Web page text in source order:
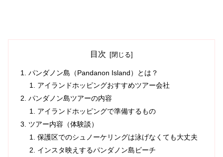
目次
パンダノン島（Pandanon Island）とは？
アイランドホッピングおすすめツアー会社
パンダノン島ツアーの内容
アイランドホッピングで準備するもの
ツアー内容（体験談）
保護区でのシュノーケリングは泳げなくても大丈夫
インスタ映えするパンダノン島ビーチ